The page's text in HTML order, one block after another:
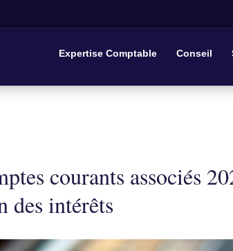
Expertise Comptable Conseil
courants associés
des intérêts